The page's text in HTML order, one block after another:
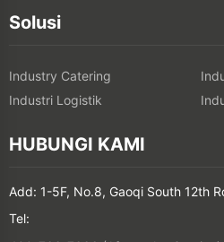
Solusi
Industry Catering
Industri Logistik
HUBUNGI KAMI
Add: 1-5F, No.8, Gaoqi South 12th
Tel: